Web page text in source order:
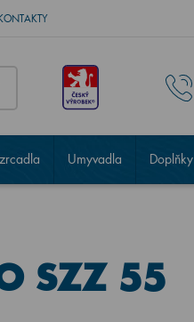
Umyvadla Doplňky
SZZ 55